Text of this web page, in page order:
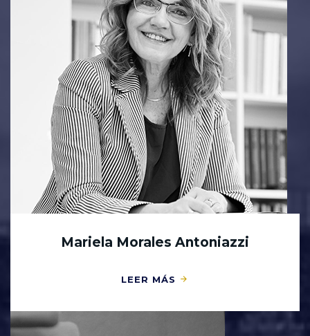
Mariela Morales Antoniazzi
LEER MÁS